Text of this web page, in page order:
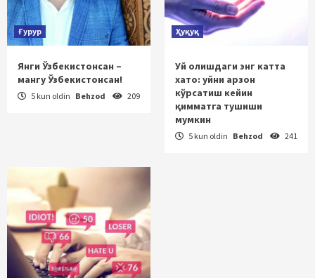
Ғурур
Янги Ўзбекистонсан –
мангу Ўзбекистонсан!
5 kun oldin Behzod 209
Ҳуқуқ
Уй олишдаги энг катта
хато: уйни арзон
кўрсатиш кейин
қимматга тушиши
мумкин
5 kun oldin Behzod 241